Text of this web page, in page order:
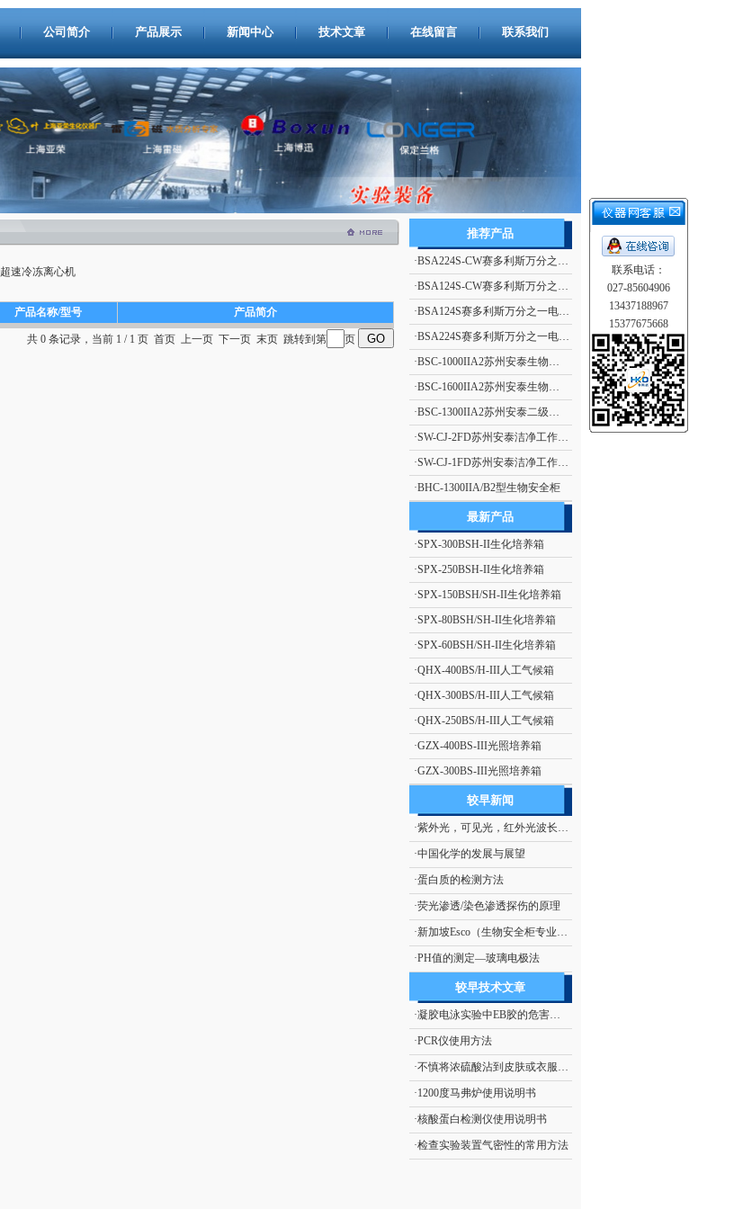
公司简介 产品展示 新闻中心 技术文章 在线留言 联系我们
超速冷冻离心机
产品名称/型号 产品简介
共 0 条记录，当前 1 / 1 页 首页 上一页 下一页 末页 跳转到第 页
推荐产品
·BSA224S-CW赛多利斯万分之一电子天平
·BSA124S-CW赛多利斯万分之一电子天平
·BSA124S赛多利斯万分之一电子天平
·BSA224S赛多利斯万分之一电子天平
·BSC-1000IIA2苏州安泰生物安全柜
·BSC-1600IIA2苏州安泰生物安全柜
·BSC-1300IIA2苏州安泰二级生物安全柜（停产）
·SW-CJ-2FD苏州安泰洁净工作台单人单面、垂直送风 净化工作台 超净工作台
·SW-CJ-1FD苏州安泰洁净工作台单人单面、垂直送风 净化工作台 超净工作台
·BHC-1300IIA/B2型生物安全柜
最新产品
·SPX-300BSH-II生化培养箱
·SPX-250BSH-II生化培养箱
·SPX-150BSH/SH-II生化培养箱
·SPX-80BSH/SH-II生化培养箱
·SPX-60BSH/SH-II生化培养箱
·QHX-400BS/H-III人工气候箱
·QHX-300BS/H-III人工气候箱
·QHX-250BS/H-III人工气候箱
·GZX-400BS-III光照培养箱
·GZX-300BS-III光照培养箱
较早新闻
·紫外光，可见光，红外光波长范围
·中国化学的发展与展望
·蛋白质的检测方法
·荧光渗透/染色渗透探伤的原理
·新加坡Esco（生物安全柜专业厂商）
·PH值的测定—玻璃电极法
较早技术文章
·凝胶电泳实验中EB胶的危害及处理措施
·PCR仪使用方法
·不慎将浓硫酸沾到皮肤或衣服上的处理方法
·1200度马弗炉使用说明书
·核酸蛋白检测仪使用说明书
·检查实验装置气密性的常用方法
联系电话：
027-85604906
13437188967
15377675668